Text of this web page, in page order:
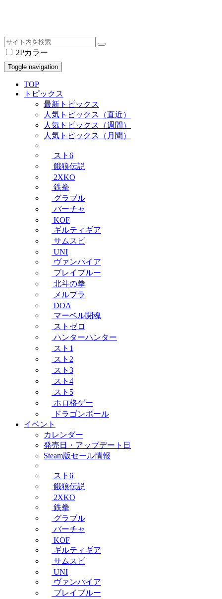
2Pカラー
Toggle navigation
TOP
トピックス
最新トピックス
人気トピックス（直近）
人気トピックス（週間）
人気トピックス（月間）
スト6
餓狼伝説
2XKO
鉄拳
グラブル
バーチャ
KOF
ギルティギア
サムスピ
UNI
ヴァンパイア
ブレイブルー
北斗の拳
メルブラ
DOA
マーベル闘魂
ストゼロ
ハンターハンター
スト1
スト2
スト3
スト4
スト5
ホロ格ゲー
ドラゴンボール
イベント
カレンダー
発売日・アップデート日
Steam版セール情報
スト6
餓狼伝説
2XKO
鉄拳
グラブル
バーチャ
KOF
ギルティギア
サムスピ
UNI
ヴァンパイア
ブレイブルー